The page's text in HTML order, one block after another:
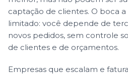
captação de clientes. O boca
limitado: você depende de
novos pedidos, sem controle
de clientes e de orçamentos.
Empresas que escalam e